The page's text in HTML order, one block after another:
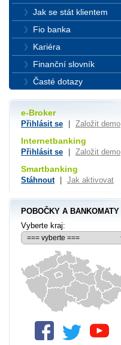
Jak se stát klientem
Fio banka
Kariéra
Finanční slovník
Časté dotazy
e-Broker
Přihlásit se Založit demo
Internetbanking
Přihlásit se Založit demo
Smartbanking
Stáhnout Jak aktivovat
POBOČKY A BANKOMATY
Vyberte kraj: